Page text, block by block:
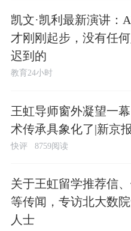
凯文·凯利最新演讲：
才刚刚起步，没有任
迟到的
教育24小时
王虹导师窗外凝望一
术传承具象化了|新京
快评 8759阅读
关于王虹留学推荐信
等传闻，专访北大数
人士